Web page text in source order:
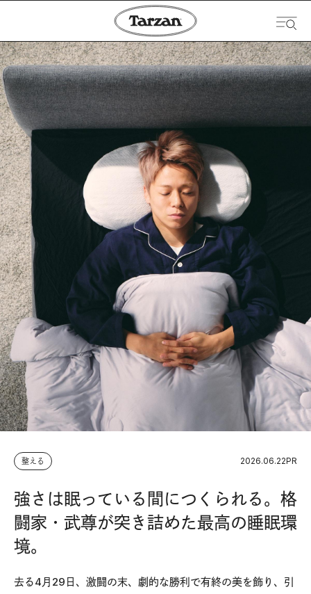
整える 2026.06.22PR
強さは眠っている間につくられる。格
闘家・武尊が突き詰めた最高の睡眠環
境。
去る4月29日、激闘の末、劇的な勝利で有終の美を飾り、引